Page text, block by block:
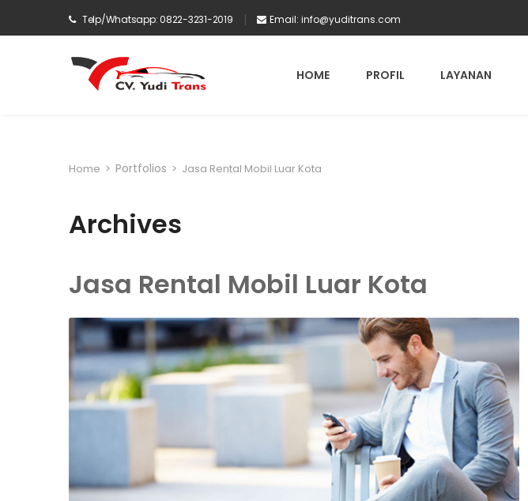
Telp/Whatsapp: 0822-3231-2019 Email: info@yuditrans.com
HOME PROFIL LAYANAN
Home > Portfolios > Jasa Rental Mobil Luar Kota
Archives
Jasa Rental Mobil Luar Kota